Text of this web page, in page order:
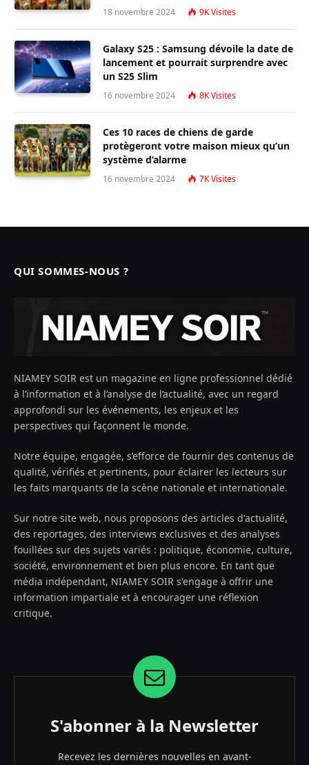
18 novembre 2024 9KVisites
Galaxy S25 : Samsung dévoile la date de
lancement et pourrait surprendre avec
un S25 Slim
16 novembre 2024 8KVisites
Ces 10 races de chiens de garde
protègeront votre maison mieux qu’un
système d’alarme
16 novembre 2024 7KVisites
QUI SOMMES-NOUS ?
NIAMEY SOIR est un magazine en ligne professionnel dédié
à l’information et à l’analyse de l’actualité, avec un regard
approfondi sur les événements, les enjeux et les
perspectives qui façonnent le monde.
Notre équipe, engagée, s’efforce de fournir des contenus de
qualité, vérifiés et pertinents, pour éclairer les lecteurs sur
les faits marquants de la scène nationale et internationale.
Sur notre site web, nous proposons des articles d'actualité,
des reportages, des interviews exclusives et des analyses
fouillées sur des sujets variés : politique, économie, culture,
société, environnement et bien plus encore. En tant que
média indépendant, NIAMEY SOIR s'engage à offrir une
information impartiale et à encourager une réflexion
critique.
S'abonner à la Newsletter
Recevez les dernières nouvelles en avant-